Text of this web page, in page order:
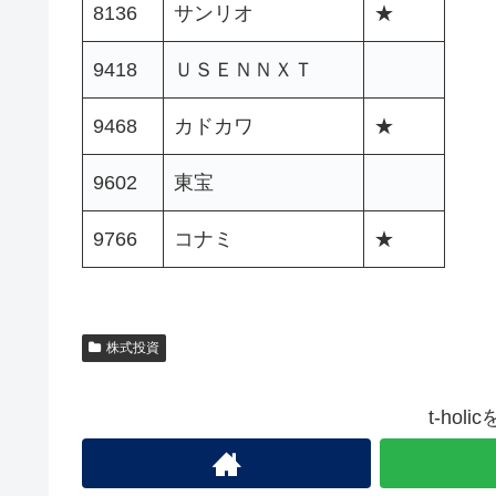
8136 サンリオ ★
9418 ＵＳＥＮＮＸＴ
9468 カドカワ ★
9602 東宝
9766 コナミ ★
株式投資
t-holic